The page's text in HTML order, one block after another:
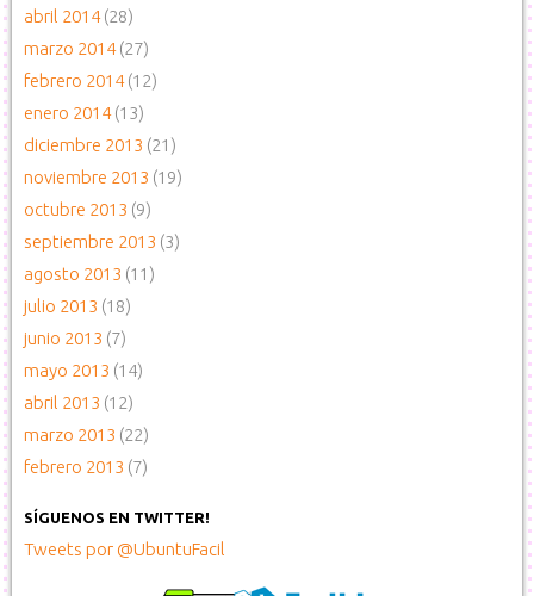
abril 2014(28)
marzo 2014(27)
febrero 2014(12)
enero 2014(13)
diciembre 2013 (21)
noviembre 2013 (19)
octubre 2013 (9)
septiembre 2013 (3)
agosto 2013 (11)
julio 2013 (18)
junio 2013 (7)
mayo 2013 (14)
abril 2013 (12)
marzo 2013 (22)
febrero 2013 (7)
SÍGUENOS EN TWITTER!
Tweets por @UbuntuFacil